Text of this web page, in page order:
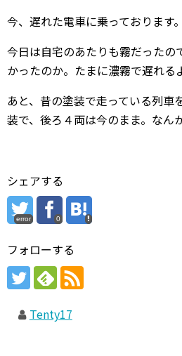
今、遅れた電車に乗っております。
今日は自宅のあたりも霧だったの
かったのか。たまに濃霧で遅れる
あと、昔の塗装で走っている列車
装で、後ろ４両は今のまま。なん
シェアする
error 0
フォローする
Tenty17